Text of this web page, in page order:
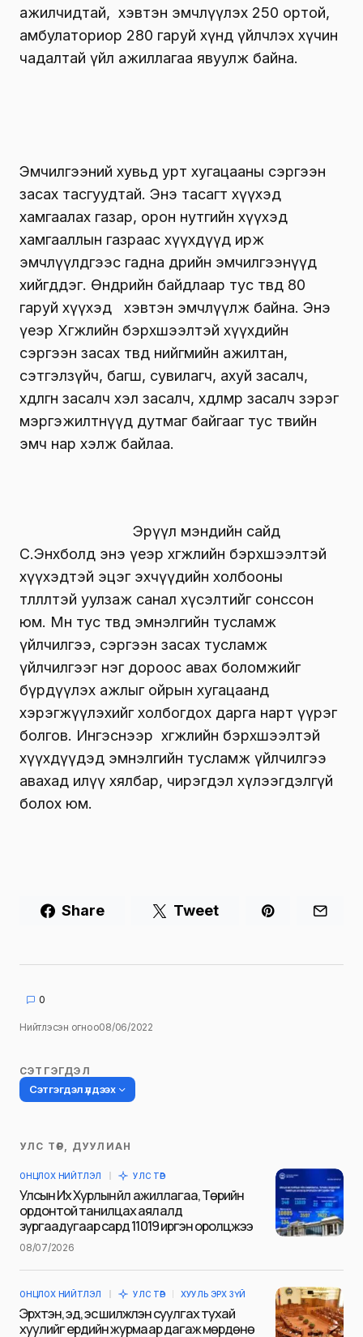
ажилчидтай, хэвтэн эмчлүүлэх 250 ортой,
амбулаториор 280 гаруй хүнд үйлчлэх хүчин
чадалтай үйл ажиллагаа явуулж байна.
Эмчилгээний хувьд урт хугацааны сэргээн
засах тасгуудтай. Энэ тасагт хүүхэд
хамгаалах газар, орон нутгийн хүүхэд
хамгааллын газраас хүүхдүүд ирж
эмчлүүлдгээс гадна өдрийн эмчилгээнүүд
хийгддэг. Өнөөдрийн байдлаар тус төвд 80
гаруй хүүхэд хэвтэн эмчлүүлж байна. Энэ
үеэр Хөгжлийн бэрхшээлтэй хүүхдийн
сэргээн засах төвд нийгмийн ажилтан,
сэтгэлзүйч, багш, сувилагч, ахуй засалч,
хөдөлгөөн засалч хэл засалч, хөдөлмөр засалч зэрэг
мэргэжилтнүүд дутмаг байгааг тус төвийн
эмч нар хэлж байлаа.
Эрүүл мэндийн сайд
С.Энхболд энэ үеэр хөгжлийн бэрхшээлтэй
хүүхэдтэй эцэг эхчүүдийн холбооны
төлөөлөлтэй уулзаж санал хүсэлтийг сонссон
юм. Мөн тус төвд эмнэлгийн тусламж
үйлчилгээ, сэргээн засах тусламж
үйлчилгээг нэг дороос авах боломжийг
бүрдүүлэх ажлыг ойрын хугацаанд
хэрэгжүүлэхийг холбогдох дарга нарт үүрэг
болгов. Ингэснээр хөгжлийн бэрхшээлтэй
хүүхдүүдэд эмнэлгийн тусламж үйлчилгээ
авахад илүү хялбар, чирэгдэл хүлээгдэлгүй
болох юм.
Share Tweet
0
Нийтлэсэн огноо08/06/2022
СЭТГЭГДЭЛ
Сэтгэгдэл үлдээх
Таны имэйл хаягийг нийтлэхгүй.
тэмдэглэсэн
Name
УЛС ТӨР, ДУУЛИАН
ОНЦЛОХ НИЙТЛЭЛ УЛС ТӨР
Улсын Их Хурлын үйл ажиллагаа, Төрийн
ордонтой танилцах аялалд
зургаадугаар сард 11019 иргэн оролцжээ
08/07/2026
ОНЦЛОХ НИЙТЛЭЛ УЛС ТӨР ХУУЛЬ ЭРХ ЗҮЙ
Эрхтэн, эд, эс шилжүүлэн суулгах тухай
хуулийг ердийн журмаар дагаж мөрдөнө